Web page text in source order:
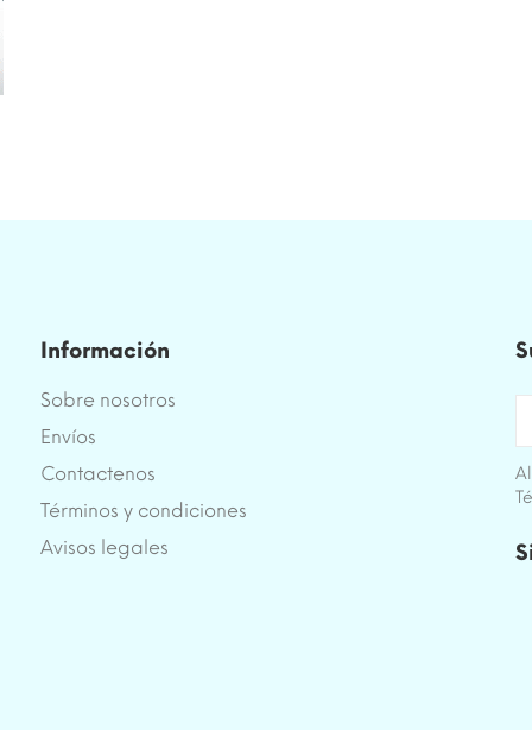
Información
Sobre nosotros
Envíos
Contactenos
Términos y condiciones
Avisos legales